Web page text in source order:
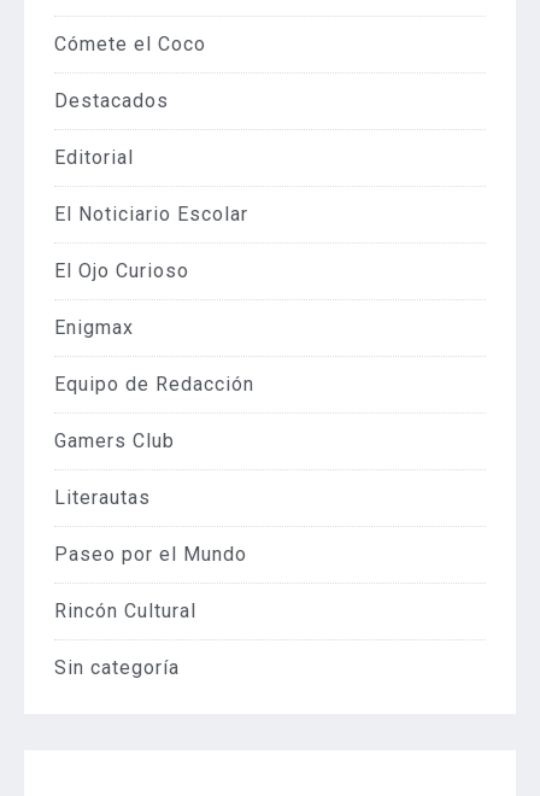
Cómete el Coco
Destacados
Editorial
El Noticiario Escolar
El Ojo Curioso
Enigmax
Equipo de Redacción
Gamers Club
Literautas
Paseo por el Mundo
Rincón Cultural
Sin categoría